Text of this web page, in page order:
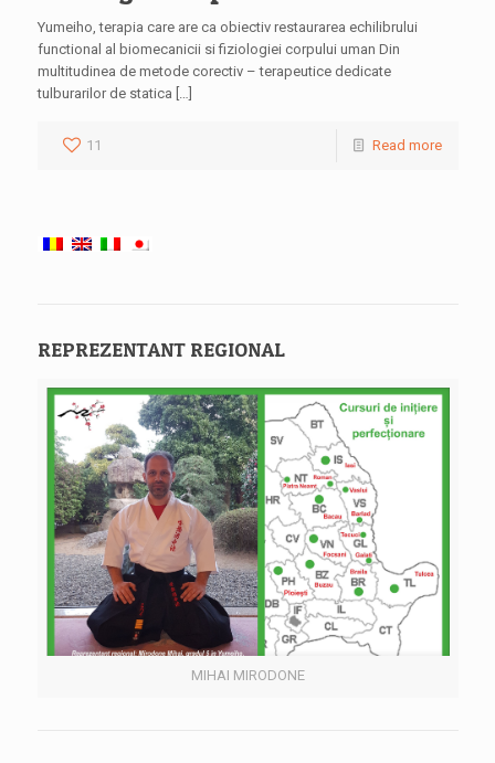
Yumeiho, terapia care are ca obiectiv restaurarea echilibrului
functional al biomecanicii si fiziologiei corpului uman Din
multitudinea de metode corectiv – terapeutice dedicate
tulburarilor de statica […]
11 Read more
REPREZENTANT REGIONAL
MIHAI MIRODONE